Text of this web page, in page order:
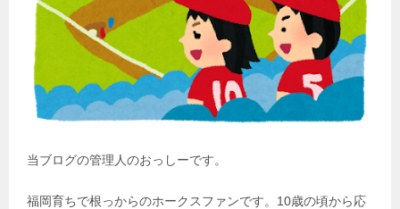
当ブログの管理人のおっしーです。
福岡育ちで根っからのホークスファンです。10歳の頃から応